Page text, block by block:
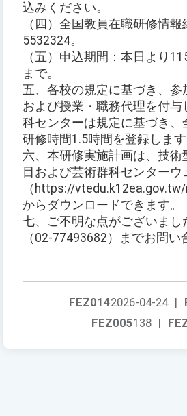
込みください。
（四）全国教員在職研修情報
5532324。
（五）申込期間：本日より
まで。
五、各校の規定に基づき、参
および授業・職務代理を付与
科センターは規定に基づき、
研修時間1.5時間を登録します
六、本研修実施計画は、技術
目および芸術群科センターウ
（https://
からダウンロードできます。
七、ご不明な点がございまし
（02-77493682）までお問い
FEZ0142026-04-24 |
FEZ005138 |